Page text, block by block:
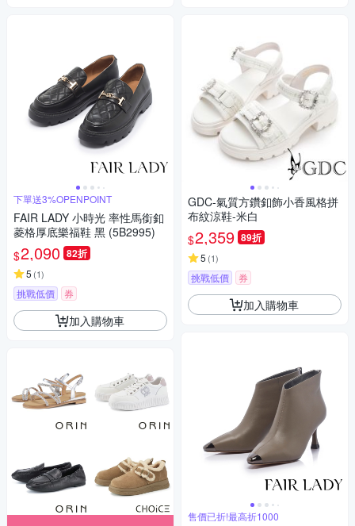
下單送3%OPENPOINT
FAIR LADY 小時光 率性馬銜釦
菱格厚底樂福鞋 黑 (5B2995)
$2,090 82折
5 (1)
挑戰低價 券
加入購物車
GDC-氣質方鑽釦飾小香風格拼
布紋涼鞋-米白
$2,359 89折
5 (1)
挑戰低價 券
加入購物車
售價已折!最高折1000